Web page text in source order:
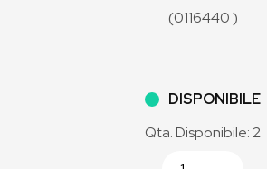
(0116440 )
DISPONIBILE
Qta. Disponibile: 2